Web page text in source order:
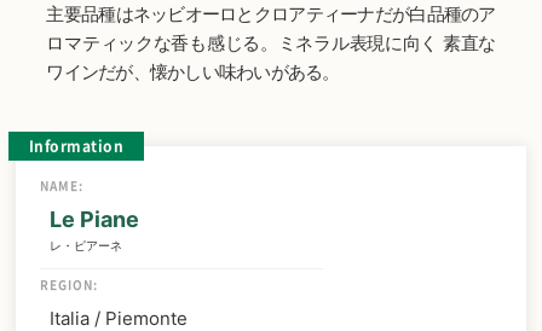
主要品種はネッビオーロとクロアティーナだが白品種のア
ロマティックな香も感じる。ミネラル表現に向く 素直な
ワインだが、懐かしい味わいがある。
Information
NAME:
Le Piane
レ・ピアーネ
REGION:
Italia / Piemonte